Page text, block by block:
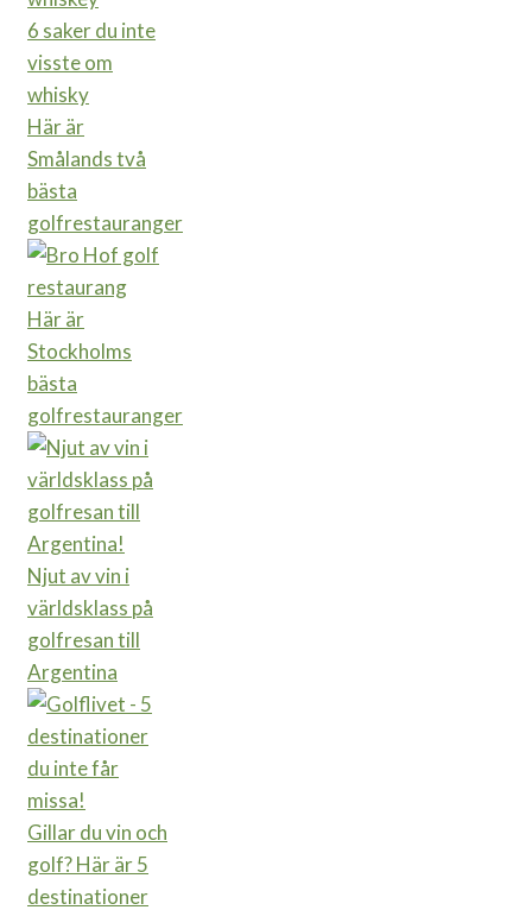
6 saker du inte
visste om
whisky
Här är
Smålands två
bästa
golfrestauranger
Här är
Stockholms
bästa
golfrestauranger
Njut av vin i
världsklass på
golfresan till
Argentina
Gillar du vin och
golf? Här är 5
destinationer